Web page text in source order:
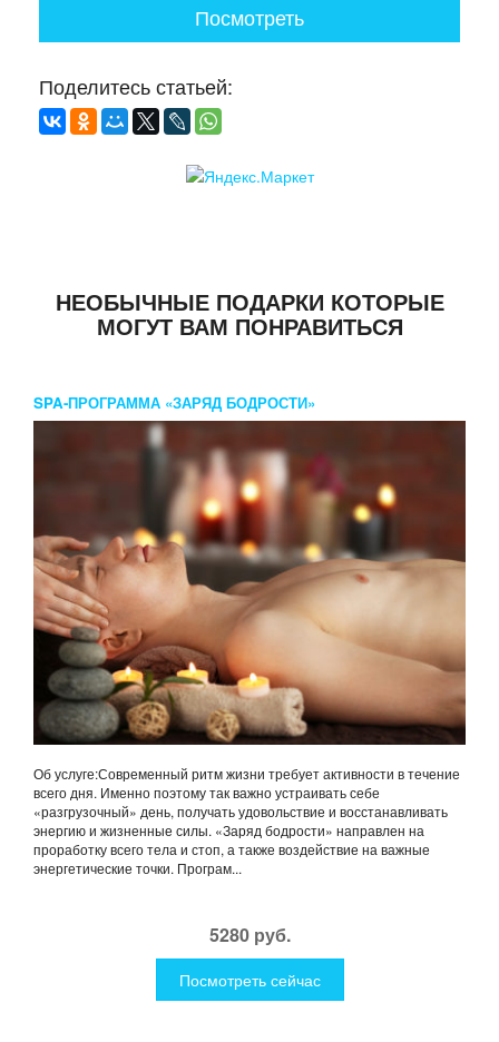
Посмотреть
Поделитесь статьей:
НЕОБЫЧНЫЕ ПОДАРКИ КОТОРЫЕ
МОГУТ ВАМ ПОНРАВИТЬСЯ
SPA-ПРОГРАММА «ЗАРЯД БОДРОСТИ»
Об услуге:Современный ритм жизни требует активности в течение
всего дня. Именно поэтому так важно устраивать себе
«разгрузочный» день, получать удовольствие и восстанавливать
энергию и жизненные силы. «Заряд бодрости» направлен на
проработку всего тела и стоп, а также воздействие на важные
энергетические точки. Програм...
5280 руб.
Посмотреть сейчас